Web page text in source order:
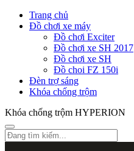
Trang chủ
Đồ chơi xe máy
Đồ chơi Exciter
Đồ chơi xe SH 2017
Đồ chơi xe SH
Đồ choi FZ 150i
Đèn trợ sáng
Khóa chống trộm
Khóa chống trộm HYPERION